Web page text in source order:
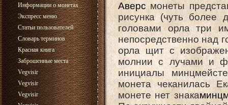
Информации о монетах
Экспресс меню
Статьи пользователей
Словарь терминов
Красная книга
Заброшенные места
Vegvisir
Vegvisir
Vegvisir
Аверсмонеты
рисунка (чуть более
головами орла три
непосредственно над
орла щит с
молнии с лучами и
инициалы
монета чеканилась
монете нет знака